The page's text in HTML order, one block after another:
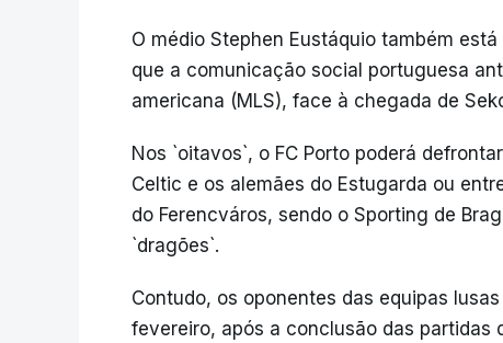
O médio Stephen Eustáquio também
que a comunicação social portuguesa
americana (MLS), face à chegada de
Nos `oitavos`, o FC Porto poderá
Celtic e os alemães do Estugarda ou
do Ferencváros, sendo o Sporting de
`dragões`.
Contudo, os oponentes das equipas
fevereiro, após a conclusão das partidas